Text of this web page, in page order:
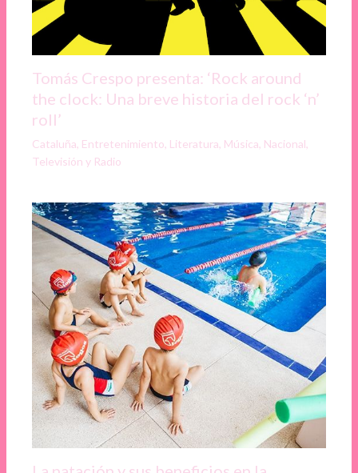
Tomás Crespo presenta: ‘Rock around
the clock: Una breve historia del rock ‘n’
roll’
Cataluña, Entretenimiento, Literatura, Música, Nacional,
Televisión y Radio